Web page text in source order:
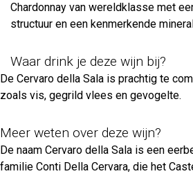
Chardonnay van wereldklasse met
structuur en een kenmerkende
Waar drink je deze wijn bij?
De Cervaro della Sala is prachtig te
zoals vis, gegrild vlees en gevogelte.
Meer weten over deze wijn?
De naam Cervaro della Sala is een
familie Conti Della Cervara, die het